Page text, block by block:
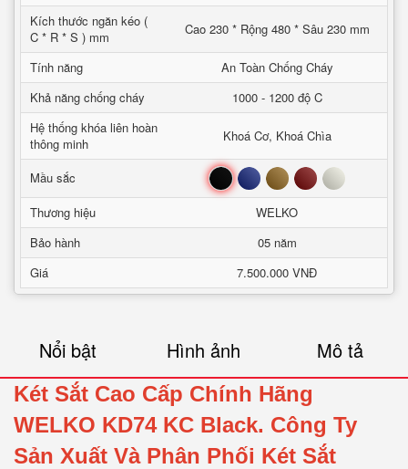
Kích thước ngăn kéo (
C * R * S ) mm
Cao 230 * Rộng 480 * Sâu 230 mm
Tính năng
An Toàn Chống Cháy
Khả năng chống cháy
1000 - 1200 độ C
Hệ thống khóa liên hoàn
thông minh
Khoá Cơ, Khoá Chìa
Mầu sắc Đen Xanh Nâu Đỏ Trắng
Thương hiệu
WELKO
Bảo hành
05 năm
Giá
7.500.000 VNĐ
Nổi bật Hình ảnh Mô tả
Két Sắt Cao Cấp Chính Hãng
WELKO KD74 KC Black. Công Ty
Sản Xuất Và Phân Phối Két Sắt